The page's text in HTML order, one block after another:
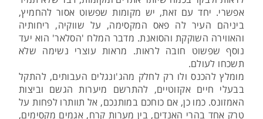
אפשרי. יחד עם זאת, יש מקומות שפשוט אסור להחמיץ,
ביניהם העיר לה פאס המקסימה, על שווקיה, ריחותיה
והאווירה השוקקת והסואנת. מדבר המלח 'הסלאר' הוא יעד
נוסף שפשוט חובה לראות. מראות עוצרי נשימה שלא
תשכחו לעולם.
מומלץ להכנס ולו רק לחלק מהג'ונגלים העבותים, להתקל
בבעלי חיים אקזוטיים, להתרשם מיערות הגשם וביצות
האמזונס. כמו כן, אם כוחכם במותנכם, אל תוותרו לפחות על
טרק אחד בהרי האנדים, בין מערות קרח, אגמים מקסימים,